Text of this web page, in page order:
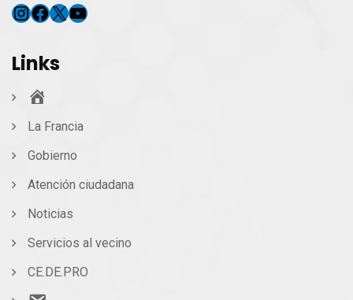
Instagram
Facebook
X YouTube
Links
La Francia
Gobierno
Atención ciudadana
Noticias
Servicios al vecino
CE.DE.PRO